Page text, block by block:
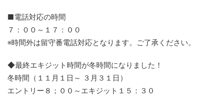
■電話対応の時間
７：００～１７：００
※時間外は留守番電話対応となります。ご了承ください。
◆最終エキジット時間が冬時間になりました！
冬時間（１１月１日～ ３月３１日）
エントリー８；００～エキジット１５：３０